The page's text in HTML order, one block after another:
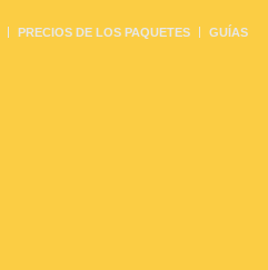
PRECIOS DE LOS PAQUETES GUÍAS